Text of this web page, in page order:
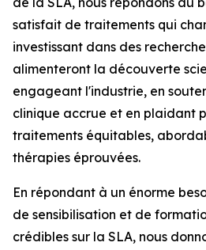
satisfait de traitements qui
investissant dans des
alimenteront la découverte
engageant l'industrie, en
clinique accrue et en plaidant
traitements équitables,
thérapies éprouvées.
En répondant à un énorme
de sensibilisation et de
crédibles sur la SLA, nous